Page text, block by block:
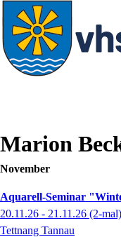
Marion
November
Aquarell-Seminar
20.11.26 - 21.11.26 (2-mal)
Tettnang Tannau